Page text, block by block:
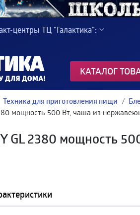
центры ТЦ "Галактика":
КАТАЛОГ
Техника для приготовления пищи
мощность 500 Вт, чаша из
GL 2380 мощность